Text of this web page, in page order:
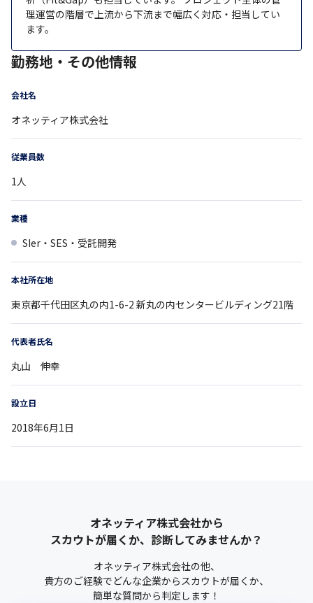
理運営の階層で上流から下流まで幅広く対応・担当してい
ます。
勤務地・その他情報
会社名
オネッティア株式会社
従業員数
1 人
業種
SIer・SES・受託開発
本社所在地
東京都千代田区丸の内1-6-2 新丸の内センタービルディング21階
代表者氏名
丸山 伸幸
設立日
2018年6月1日
オネッティア株式会社から
スカウトが届くか、診断してみませんか？
オネッティア株式会社の他、
貴方のご経験でどんな企業からスカウトが届くか、
簡単な質問から判定します！